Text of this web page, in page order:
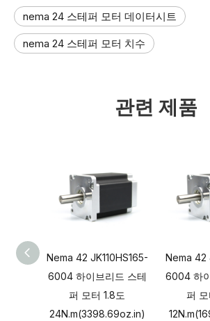
nema 24 스테퍼 모터 데이터시트​
nema 24 스테퍼 모터 치수​
관련 제품
Nema 42 JK110HS165-
6004 하이브리드 스테
퍼 모터 1.8도
24N.m(3398.69oz.in)
Nema 42
6004 하
퍼 모